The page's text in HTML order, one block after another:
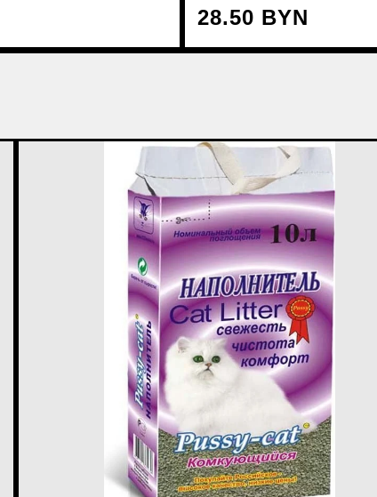
28.50 BYN